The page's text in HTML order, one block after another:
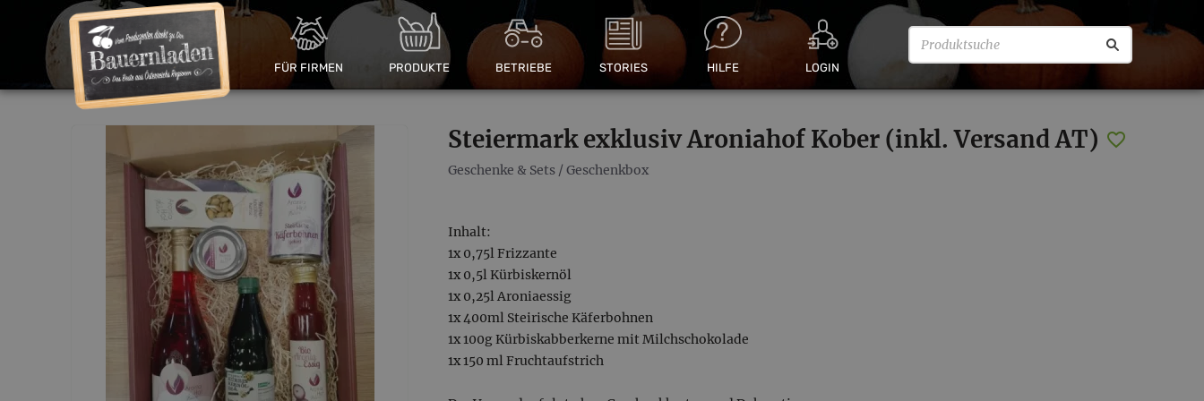
FÜR FIRMEN PRODUKTE BETRIEBE STORIES HILFE LOGIN
Steiermark exklusiv Aroniahof Kober (inkl. Versand AT)
Geschenke & Sets / Geschenkbox
Inhalt:
1x 0,75l Frizzante
1x 0,5l Kürbiskernöl
1x 0,25l Aroniaessig
1x 400ml Steirische Käferbohnen
1x 100g Kürbiskabberkerne mit Milchschokolade
1x 150 ml Fruchtaufstrich